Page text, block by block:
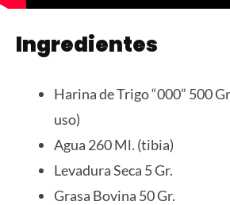
Ingredientes
Harina de Trigo “000” 500
uso)
Agua 260 Ml. (tibia)
Levadura Seca 5 Gr.
Grasa Bovina 50 Gr.